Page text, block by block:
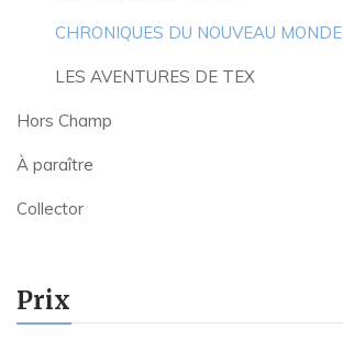
CHRONIQUES DU NOUVEAU MONDE
LES AVENTURES DE TEX
Hors Champ
À paraître
Collector
Prix